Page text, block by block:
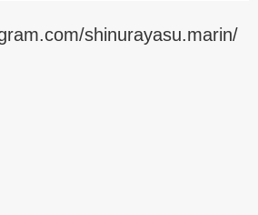
shinurayasu.marin/